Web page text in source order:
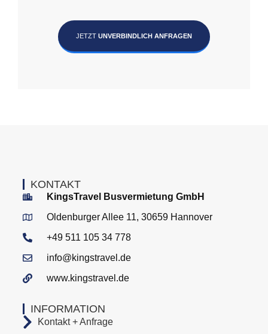
JETZT UNVERBINDLICH ANFRAGEN
INFORMATION
Kontakt + Anfrage
KONTAKT
KingsTravel Busvermietung GmbH
Oldenburger Allee 11, 30659 Hannover
+49 511 105 34 778
info@kingstravel.de
www.kingstravel.de